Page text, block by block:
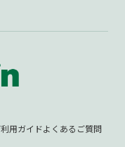
用ガイドよくあるご質問